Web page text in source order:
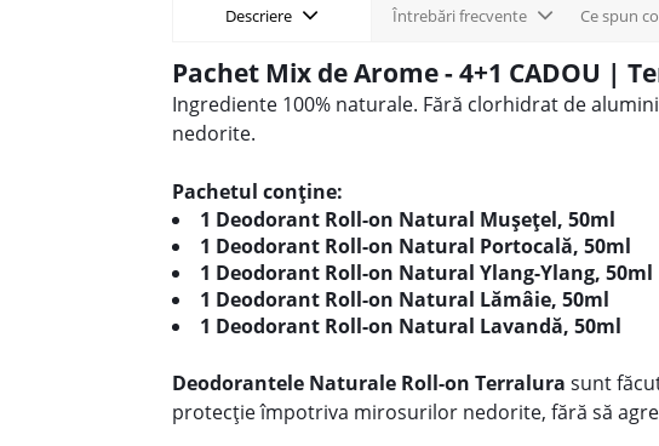
Descriere
Pachet Mix de Arome - 4+1 CADOU |
Ingrediente 100% naturale. Fără clorhidrat de
nedorite.
Pachetul conține:
1 Deodorant Roll-on Natural Mușețel, 50ml
1 Deodorant Roll-on Natural Portocală, 50ml
1 Deodorant Roll-on Natural Ylang-Ylang, 50ml
1 Deodorant Roll-on Natural Lămâie, 50ml
1 Deodorant Roll-on Natural Lavandă, 50ml
Deodorantele Naturale Roll-on Terralura sunt
protecție împotriva mirosurilor nedorite, fără să
Întrebări frecvente Ce spun